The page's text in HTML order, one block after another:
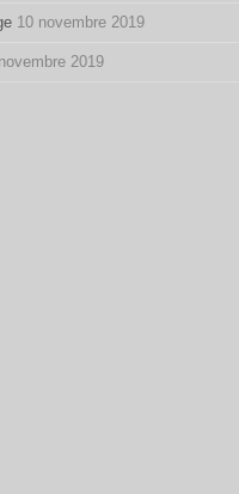
10 novembre 2019
2019